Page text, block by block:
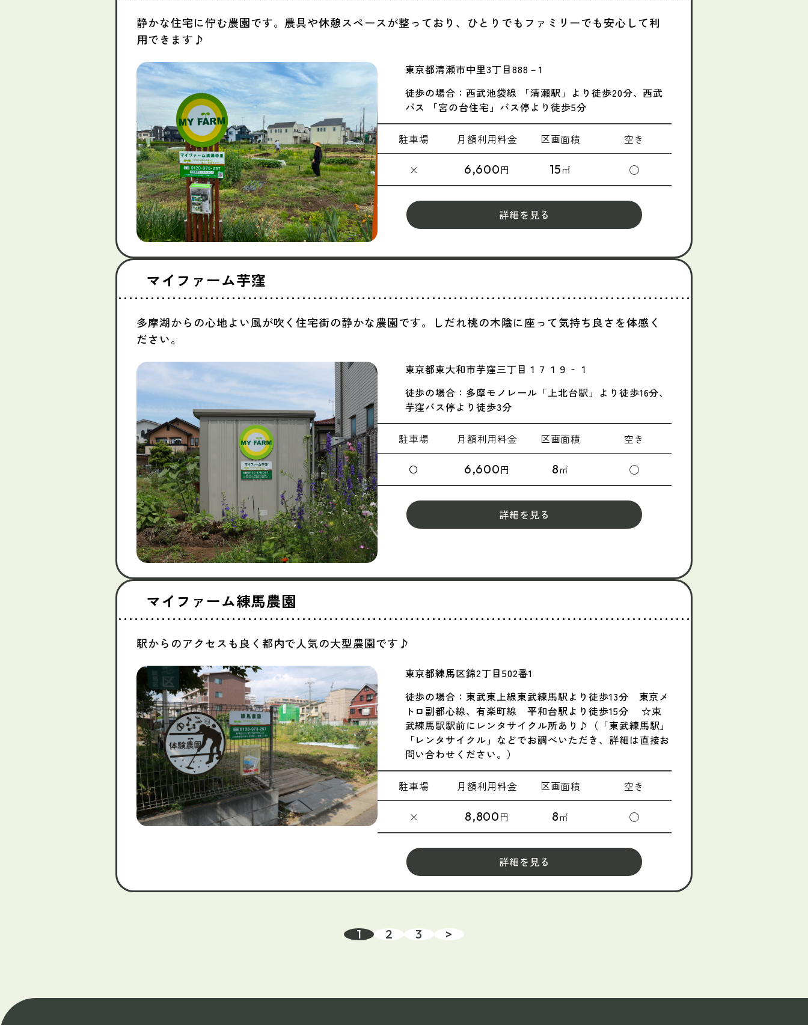
静かな住宅に佇む農園です。農具や休憩スペースが整っており、ひとりでもファミリーでも安心して利
用できます♪
東京都清瀬市中里3丁目888－1
徒歩の場合：西武池袋線 「清瀬駅」より徒歩20分、西武
バス 「宮の台住宅」バス停より徒歩5分
駐車場 月額利用料金 区画面積 空き
× 6,600円 15㎡ ◯
詳細を見る
マイファーム芋窪
多摩湖からの心地よい風が吹く住宅街の静かな農園です。しだれ桃の木陰に座って気持ち良さを体感く
ださい。
東京都東大和市芋窪三丁目１７１９‐１
徒歩の場合：多摩モノレール「上北台駅」より徒歩16分、
芋窪バス停より徒歩3分
駐車場 月額利用料金 区画面積 空き
〇 6,600円 8㎡ ◯
詳細を見る
マイファーム練馬農園
駅からのアクセスも良く都内で人気の大型農園です♪
東京都練馬区錦2丁目502番1
徒歩の場合：東武東上線東武練馬駅より徒歩13分 東京メ
トロ副都心線、有楽町線 平和台駅より徒歩15分 ☆東
武練馬駅駅前にレンタサイクル所あり♪（「東武練馬駅」
「レンタサイクル」などでお調べいただき、詳細は直接お
問い合わせください。）
駐車場 月額利用料金 区画面積 空き
× 8,800円 8㎡ ◯
詳細を見る
1 2 3 >